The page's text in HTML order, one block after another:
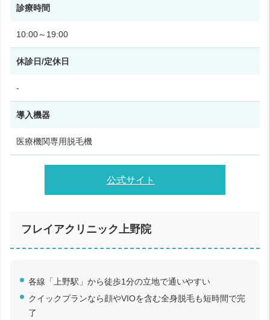
診療時間
10:00～19:00
休診日/定休日
-
導入機器
医療機関専用脱毛機
公式サイト
フレイアクリニック上野院
各線「上野駅」から徒歩1分の立地で通いやすい
クイックプランなら顔やVIOを含む全身脱毛も短時間で完
了